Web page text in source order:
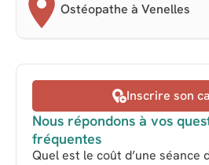
Ostéopathe à Venelles
Inscrire son
Nous répondons à vos
fréquentes
Quel est le coût d’une séance